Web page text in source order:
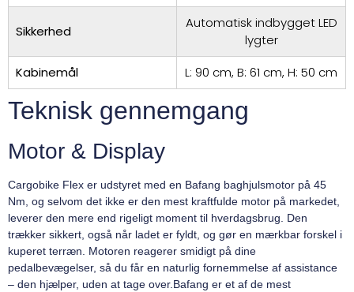
Sikkerhed
Automatisk indbygget LED
lygter
Kabinemål
L: 90 cm, B: 61 cm, H: 50 cm
Teknisk gennemgang
Motor & Display
Cargobike Flex er udstyret med en Bafang baghjulsmotor på 45
Nm, og selvom det ikke er den mest kraftfulde motor på markedet,
leverer den mere end rigeligt moment til hverdagsbrug. Den
trækker sikkert, også når ladet er fyldt, og gør en mærkbar forskel i
kuperet terræn. Motoren reagerer smidigt på dine
pedalbevægelser, så du får en naturlig fornemmelse af assistance
– den hjælper, uden at tage over.Bafang er et af de mest